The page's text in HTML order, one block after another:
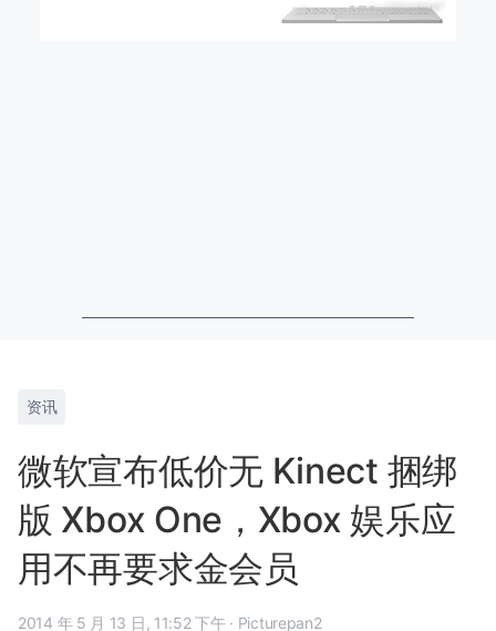
资讯
微软宣布低价无 Kinect 捆绑
版 Xbox One，Xbox 娱乐应
用不再要求金会员
2014 年 5 月 13 日, 11:52 下午 · Picturepan2